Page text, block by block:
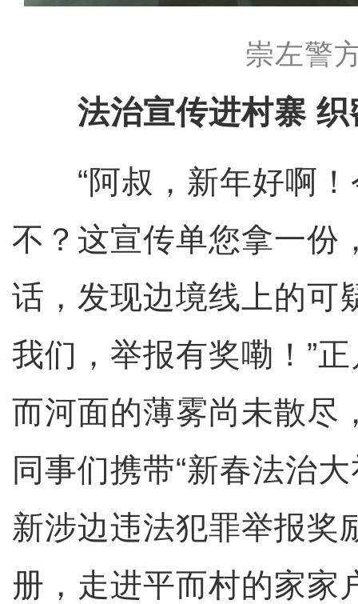
崇左警
法治宣传进村寨
“阿叔，新年好啊！
不？这宣传单您拿一份
话，发现边境线上的可
我们，举报有奖嘞！”
而河面的薄雾尚未散尽
同事们携带“新春法治
新涉边违法犯罪举报奖
册，走进平而村的家家